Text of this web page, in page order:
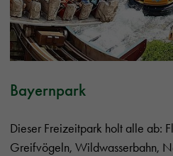
Bayernpark
Dieser Freizeitpark holt alle ab:
Greifvögeln, Wildwasserbahn,